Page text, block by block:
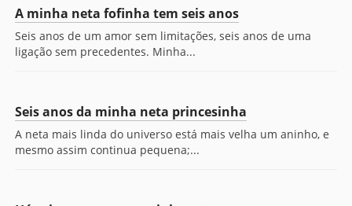
A minha neta fofinha tem seis anos
Seis anos de um amor sem limitações, seis anos de uma
ligação sem precedentes. Minha...
Seis anos da minha neta princesinha
A neta mais linda do universo está mais velha um aninho, e
mesmo assim continua pequena;...